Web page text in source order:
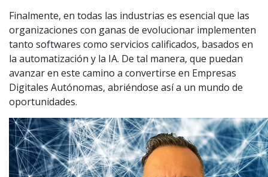
Finalmente, en todas las industrias es esencial que las
organizaciones con ganas de evolucionar implementen
tanto softwares como servicios calificados, basados en
la automatización y la IA. De tal manera, que puedan
avanzar en este camino a convertirse en Empresas
Digitales Autónomas, abriéndose así a un mundo de
oportunidades.